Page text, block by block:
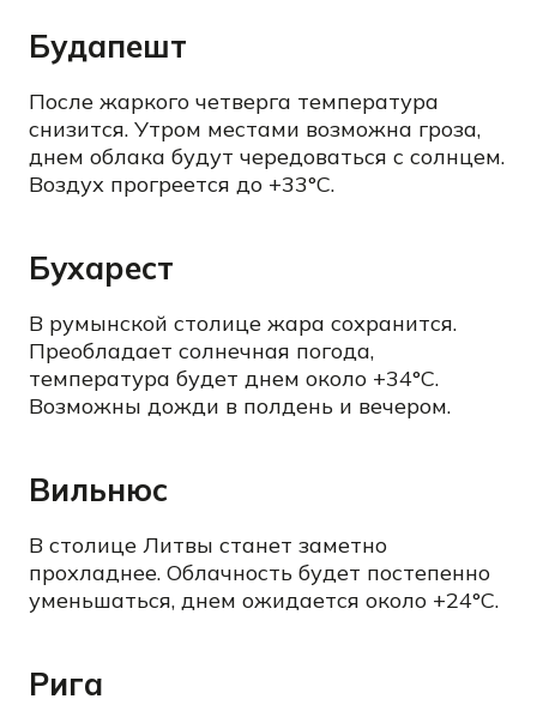
Будапешт
После жаркого четверга температура
снизится. Утром местами возможна гроза,
днем облака будут чередоваться с солнцем.
Воздух прогреется до +33°C.
Бухарест
В румынской столице жара сохранится.
Преобладает солнечная погода,
температура будет днем около +34°C.
Возможны дожди в полдень и вечером.
Вильнюс
В столице Литвы станет заметно
прохладнее. Облачность будет постепенно
уменьшаться, днем ожидается около +24°C.
Рига